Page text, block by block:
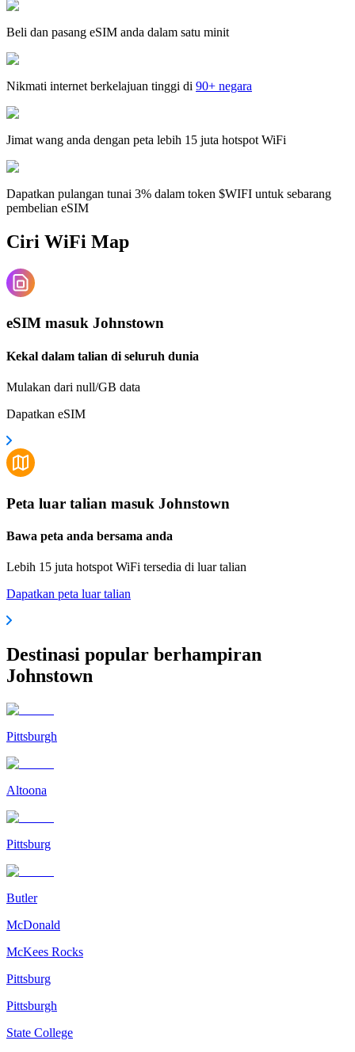
Beli dan pasang eSIM anda dalam satu minit
Nikmati internet berkelajuan tinggi di 90+ negara
Jimat wang anda dengan peta lebih 15 juta hotspot WiFi
Dapatkan pulangan tunai 3% dalam token $WIFI untuk sebarang
pembelian eSIM
Ciri WiFi Map
eSIM masuk Johnstown
Kekal dalam talian di seluruh dunia
Mulakan dari null/GB data
Dapatkan eSIM
Peta luar talian masuk Johnstown
Bawa peta anda bersama anda
Lebih 15 juta hotspot WiFi tersedia di luar talian
Dapatkan peta luar talian
Destinasi popular berhampiran
Johnstown
Pittsburgh
Altoona
Pittsburg
Butler
McDonald
McKees Rocks
Pittsburg
Pittsburgh
State College